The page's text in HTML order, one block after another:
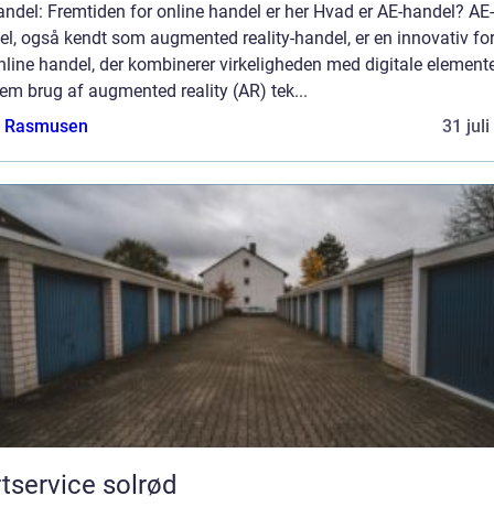
Fremtiden for online handel er her Hvad er AE-handel? AE-
også kendt som augmented reality-handel, er en innovativ
handel, der kombinerer virkeligheden med digitale
brug af augmented reality (AR) tek...
31 juli
solrød